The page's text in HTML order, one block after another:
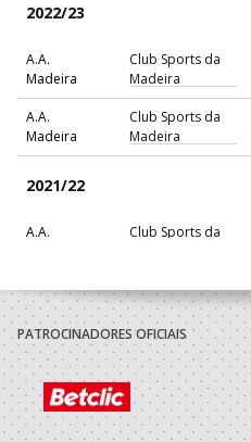
2022/23
A.A.
Madeira
Club Sports da
Madeira
A.A.
Madeira
Club Sports da
Madeira
2021/22
A.A.
Club Sports da
A.A.
Madeira
Club Sports da
Madeira
2020/21
A.A.
Madeira
Club Sports da
Madeira
PATROCINADORES OFICIAIS